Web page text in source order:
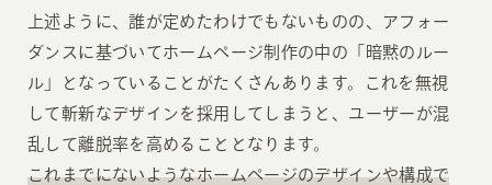
上述ように、誰が定めたわけでもないものの、アフォー
ダンスに基づいてホームページ制作の中の「暗黙のルー
ル」となっていることがたくさんあります。これを無視
して斬新なデザインを採用してしまうと、ユーザーが混
乱して離脱率を高めることとなります。
これまでにないようなホームページのデザインや構成で